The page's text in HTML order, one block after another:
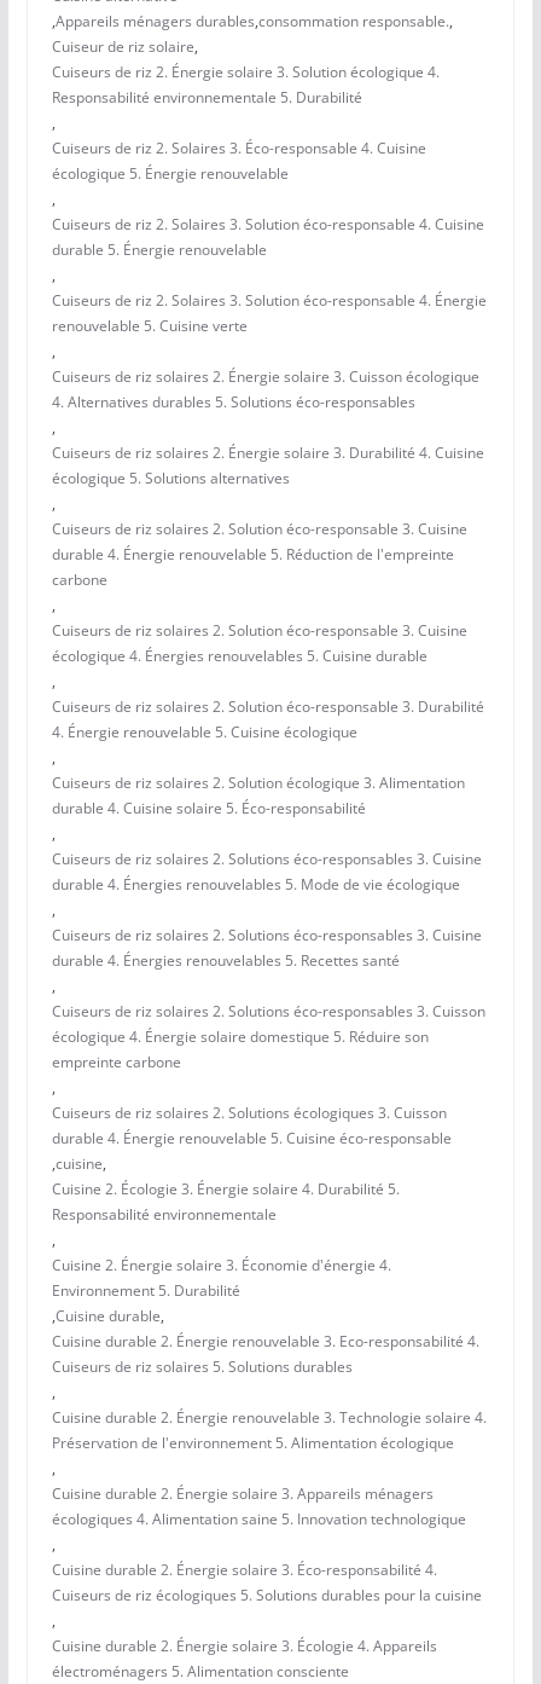
,Appareils ménagers durables,consommation responsable.,
Cuiseur de riz solaire,
Cuiseurs de riz 2. Énergie solaire 3. Solution écologique 4.
Responsabilité environnementale 5. Durabilité
,
Cuiseurs de riz 2. Solaires 3. Éco-responsable 4. Cuisine
écologique 5. Énergie renouvelable
,
Cuiseurs de riz 2. Solaires 3. Solution éco-responsable 4. Cuisine
durable 5. Énergie renouvelable
,
Cuiseurs de riz 2. Solaires 3. Solution éco-responsable 4. Énergie
renouvelable 5. Cuisine verte
,
Cuiseurs de riz solaires 2. Énergie solaire 3. Cuisson écologique
4. Alternatives durables 5. Solutions éco-responsables
,
Cuiseurs de riz solaires 2. Énergie solaire 3. Durabilité 4. Cuisine
écologique 5. Solutions alternatives
,
Cuiseurs de riz solaires 2. Solution éco-responsable 3. Cuisine
durable 4. Énergie renouvelable 5. Réduction de l'empreinte
carbone
,
Cuiseurs de riz solaires 2. Solution éco-responsable 3. Cuisine
écologique 4. Énergies renouvelables 5. Cuisine durable
,
Cuiseurs de riz solaires 2. Solution éco-responsable 3. Durabilité
4. Énergie renouvelable 5. Cuisine écologique
,
Cuiseurs de riz solaires 2. Solution écologique 3. Alimentation
durable 4. Cuisine solaire 5. Éco-responsabilité
,
Cuiseurs de riz solaires 2. Solutions éco-responsables 3. Cuisine
durable 4. Énergies renouvelables 5. Mode de vie écologique
,
Cuiseurs de riz solaires 2. Solutions éco-responsables 3. Cuisine
durable 4. Énergies renouvelables 5. Recettes santé
,
Cuiseurs de riz solaires 2. Solutions éco-responsables 3. Cuisson
écologique 4. Énergie solaire domestique 5. Réduire son
empreinte carbone
,
Cuiseurs de riz solaires 2. Solutions écologiques 3. Cuisson
durable 4. Énergie renouvelable 5. Cuisine éco-responsable
,cuisine,
Cuisine 2. Écologie 3. Énergie solaire 4. Durabilité 5.
Responsabilité environnementale
,
Cuisine 2. Énergie solaire 3. Économie d'énergie 4.
Environnement 5. Durabilité
,Cuisine durable,
Cuisine durable 2. Énergie renouvelable 3. Eco-responsabilité 4.
Cuiseurs de riz solaires 5. Solutions durables
,
Cuisine durable 2. Énergie renouvelable 3. Technologie solaire 4.
Préservation de l'environnement 5. Alimentation écologique
,
Cuisine durable 2. Énergie solaire 3. Appareils ménagers
écologiques 4. Alimentation saine 5. Innovation technologique
,
Cuisine durable 2. Énergie solaire 3. Éco-responsabilité 4.
Cuiseurs de riz écologiques 5. Solutions durables pour la cuisine
,
Cuisine durable 2. Énergie solaire 3. Écologie 4. Appareils
électroménagers 5. Alimentation consciente